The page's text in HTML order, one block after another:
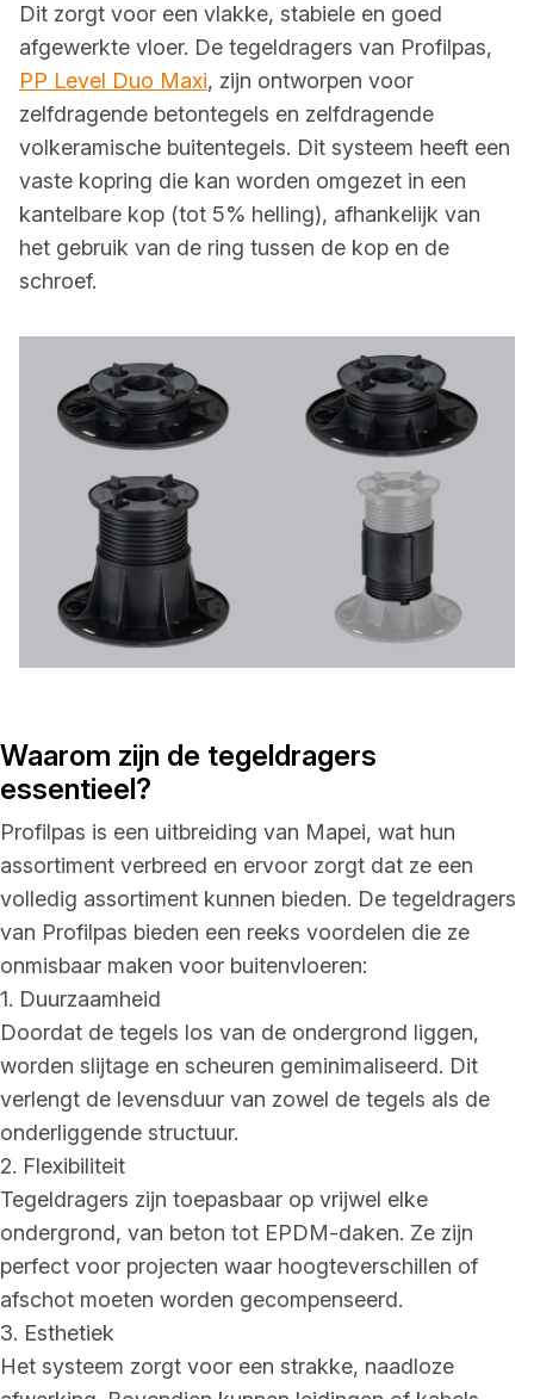
Dit zorgt voor een vlakke, stabiele en goed
afgewerkte vloer. De tegeldragers van Profilpas,
PP Level Duo Maxi, zijn ontworpen voor
zelfdragende betontegels en zelfdragende
volkeramische buitentegels. Dit systeem heeft een
vaste kopring die kan worden omgezet in een
kantelbare kop (tot 5% helling), afhankelijk van
het gebruik van de ring tussen de kop en de
schroef.
Waarom zijn de tegeldragers
essentieel?
Profilpas is een uitbreiding van Mapei, wat hun
assortiment verbreed en ervoor zorgt dat ze een
volledig assortiment kunnen bieden. De tegeldragers
van Profilpas bieden een reeks voordelen die ze
onmisbaar maken voor buitenvloeren:
1. Duurzaamheid
Doordat de tegels los van de ondergrond liggen,
worden slijtage en scheuren geminimaliseerd. Dit
verlengt de levensduur van zowel de tegels als de
onderliggende structuur.
2. Flexibiliteit
Tegeldragers zijn toepasbaar op vrijwel elke
ondergrond, van beton tot EPDM-daken. Ze zijn
perfect voor projecten waar hoogteverschillen of
afschot moeten worden gecompenseerd.
3. Esthetiek
Het systeem zorgt voor een strakke, naadloze